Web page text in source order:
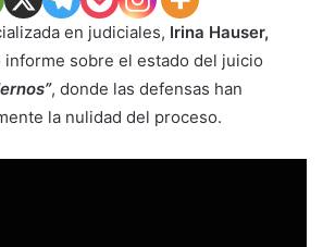
en judiciales, Irina Hauser,
sobre el estado del juicio
, donde las defensas han
la nulidad del proceso.